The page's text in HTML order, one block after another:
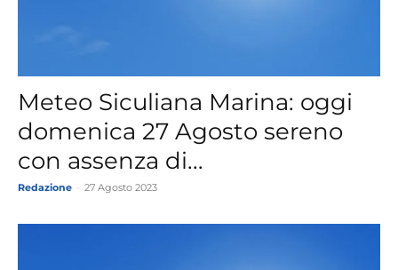
Meteo Siculiana Marina: oggi
domenica 27 Agosto sereno
con assenza di...
Redazione 27 Agosto 2023